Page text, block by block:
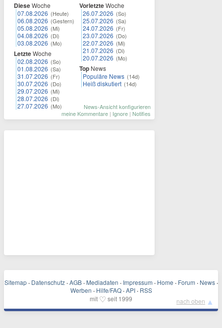
DieseWoche
07.08.2026 (Heute)
06.08.2026 (Gestern)
05.08.2026 (Mi)
04.08.2026 (Di)
03.08.2026 (Mo)
LetzteWoche
02.08.2026 (So)
01.08.2026 (Sa)
31.07.2026 (Fr)
30.07.2026 (Do)
29.07.2026 (Mi)
28.07.2026 (Di)
27.07.2026 (Mo)
VorletzteWoche
26.07.2026 (So)
25.07.2026 (Sa)
24.07.2026 (Fr)
23.07.2026 (Do)
22.07.2026 (Mi)
21.07.2026 (Di)
20.07.2026 (Mo)
Top News
Populäre News (14d)
Heiß diskutiert (14d)
News-Ansicht konfigurieren
meine Kommentare | Ignore | Notifies
Sitemap · Datenschutz · AGB · Mediadaten · Impressum · Home · Forum · News ·
Werben · Hilfe/FAQ · API · RSS
mit ♡ seit 1999 nach oben ▲